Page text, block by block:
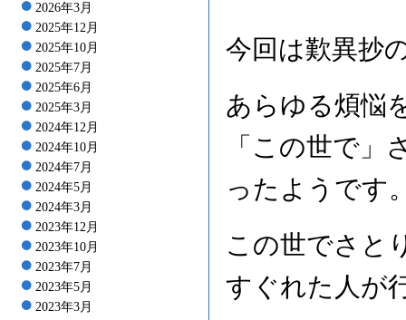
2026年3月
2025年12月
2025年10月
2025年7月
2025年6月
2025年3月
2024年12月
2024年10月
2024年7月
2024年5月
2024年3月
2023年12月
2023年10月
2023年7月
2023年5月
2023年3月
今回は歎異抄
あらゆる煩悩
「この世で」
ったようです
この世でさと
すぐれた人が